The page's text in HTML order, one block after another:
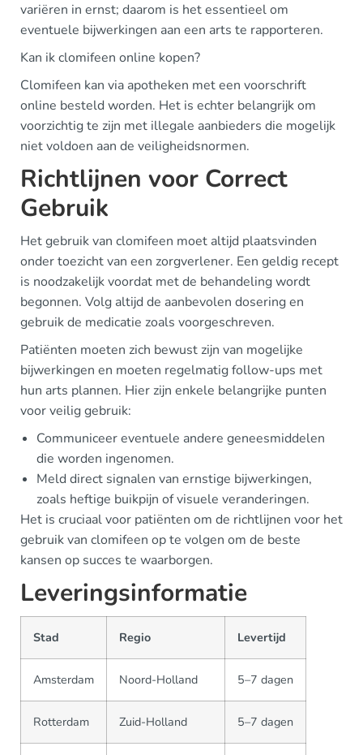
variëren in ernst; daarom is het essentieel om
eventuele bijwerkingen aan een arts te rapporteren.
Kan ik clomifeen online kopen?
Clomifeen kan via apotheken met een voorschrift
online besteld worden. Het is echter belangrijk om
voorzichtig te zijn met illegale aanbieders die mogelijk
niet voldoen aan de veiligheidsnormen.
Richtlijnen voor Correct
Gebruik
Het gebruik van clomifeen moet altijd plaatsvinden
onder toezicht van een zorgverlener. Een geldig recept
is noodzakelijk voordat met de behandeling wordt
begonnen. Volg altijd de aanbevolen dosering en
gebruik de medicatie zoals voorgeschreven.
Patiënten moeten zich bewust zijn van mogelijke
bijwerkingen en moeten regelmatig follow-ups met
hun arts plannen. Hier zijn enkele belangrijke punten
voor veilig gebruik:
Communiceer eventuele andere geneesmiddelen
die worden ingenomen.
Meld direct signalen van ernstige bijwerkingen,
zoals heftige buikpijn of visuele veranderingen.
Het is cruciaal voor patiënten om de richtlijnen voor het
gebruik van clomifeen op te volgen om de beste
kansen op succes te waarborgen.
Leveringsinformatie
Stad Regio Levertijd
Amsterdam Noord-Holland 5–7 dagen
Rotterdam Zuid-Holland 5–7 dagen